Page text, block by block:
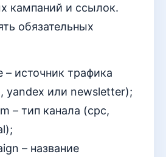
кампаний и ссылок.
обязательных
– источник трафика
yandex или newsletter);
– тип канала (cpc,
– название